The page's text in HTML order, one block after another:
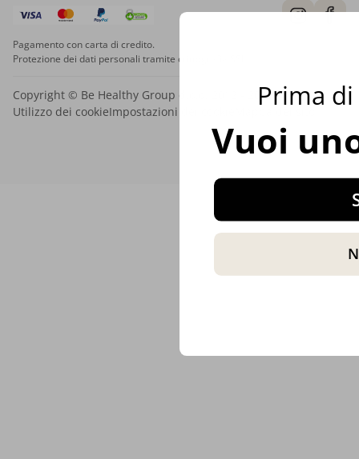
Pagamento con carta di credito.
Protezione dei dati personali tramite crittografia SSL.
Copyright © Be Healthy Group d.o.o. 2012 - 2026
Utilizzo dei cookieImpostazioni dei cookie Prima
Vuoi